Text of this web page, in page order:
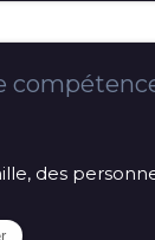
des